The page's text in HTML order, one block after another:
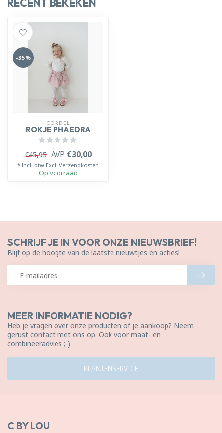
RECENT BEKEKEN
-35%
CORDEL
ROKJE PHAEDRA
€45,95 AVP €30,00
* Incl. btw Excl. Verzendkosten
Op voorraad
MEER INFORMATIE NODIG?
Heb je vragen over onze producten of je aankoop? Neem
gerust contact met ons op. Ook voor maat- en
combineeradvies ;-)
KLANTENSERVICE
SCHRIJF JE IN VOOR ONZE NIEUWSBRIEF!
Blijf op de hoogte van de laatste nieuwtjes en acties!
C BY LOU